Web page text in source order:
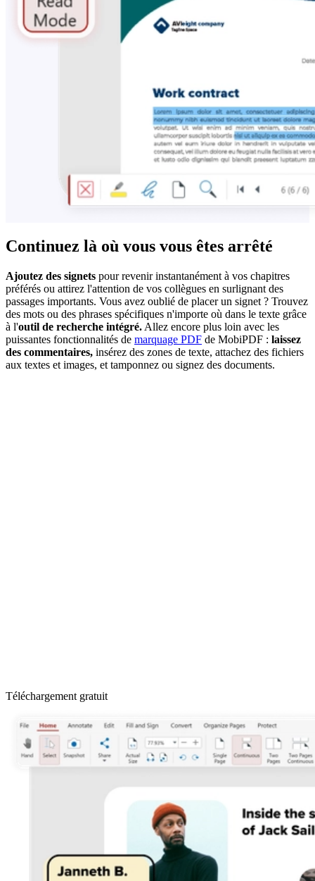
Continuez là où vous vous êtes arrêté
Ajoutez des signets pour revenir instantanément à vos chapitres
préférés ou attirez l'attention de vos collègues en surlignant des
passages importants. Vous avez oublié de placer un signet ? Trouvez
des mots ou des phrases spécifiques n'importe où dans le texte grâce
à l'outil de recherche intégré. Allez encore plus loin avec les
puissantes fonctionnalités de marquage PDF de MobiPDF : laissez
des commentaires, insérez des zones de texte, attachez des fichiers
aux textes et images, et tamponnez ou signez des documents.
Téléchargement gratuit